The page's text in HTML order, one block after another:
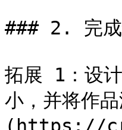
### 2. 完成
拓展 1：设
小，并将作